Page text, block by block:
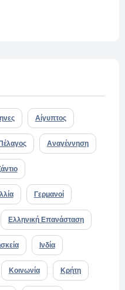
Αίγυπτος
Αναγέννηση
Γερμανοί
Ελληνική Επανάσταση
Ινδία
Κοινωνία Κρήτη